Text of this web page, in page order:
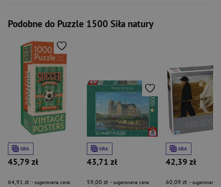
Podobne do Puzzle 1500 Siła natury
GRA
45,79 zł
64,91 zł - sugerowana cena
GRA
43,71 zł
59,00 zł - sugerowana cena
GRA
42,39 zł
60,09 zł - sugerowana